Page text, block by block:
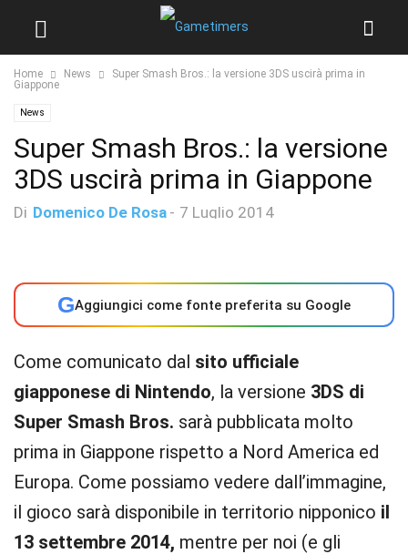
Home News
Super Smash Bros.: la versione 3DS uscirà prima in
Giappone
News
Super Smash Bros.: la versione
3DS uscirà prima in Giappone
Di Domenico De Rosa - 7 Luglio 2014
GAggiungici come fonte preferita su Google
Come comunicato dal sito ufficiale
giapponese di Nintendo, la versione 3DS di
Super Smash Bros. sarà pubblicata molto
prima in Giappone rispetto a Nord America ed
Europa. Come possiamo vedere dall’immagine,
il gioco sarà disponibile in territorio nipponico il
13 settembre 2014, mentre per noi (e gli